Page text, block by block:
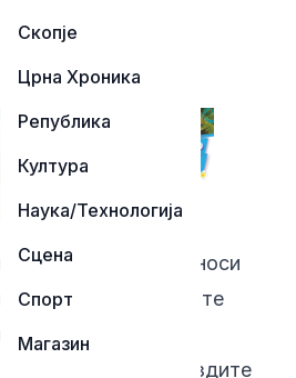
Скопје
Црна Хроника
Република
Култура
Наука/Технологија
Сцена
Спорт
Магазин
вторник, 7 јули, носи
и можности за сите
На љубовен,
план, ѕвездите